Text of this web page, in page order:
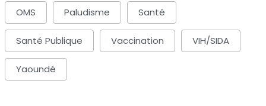
OMS Paludisme Santé
Santé Publique Vaccination VIH/SIDA
Yaoundé